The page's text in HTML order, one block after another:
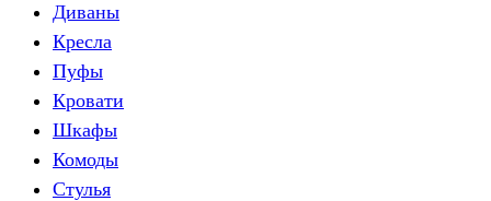
Диваны
Кресла
Пуфы
Кровати
Шкафы
Комоды
Стулья